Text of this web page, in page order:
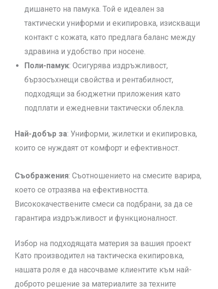
дишането на памука. Той е идеален за
тактически униформи и екипировка, изискващи
контакт с кожата, като предлага баланс между
здравина и удобство при носене.
Поли-памук: Осигурява издръжливост,
бързосъхнещи свойства и рентабилност,
подходящи за бюджетни приложения като
подплати и ежедневни тактически облекла.
Най-добър за: Униформи, жилетки и екипировка,
които се нуждаят от комфорт и ефективност.
Съображения: Съотношението на смесите варира,
което се отразява на ефективността.
Висококачествените смеси са подбрани, за да се
гарантира издръжливост и функционалност.
Избор на подходящата материя за вашия проект
Като производител на тактическа екипировка,
нашата роля е да насочваме клиентите към най-
доброто решение за материалите за техните